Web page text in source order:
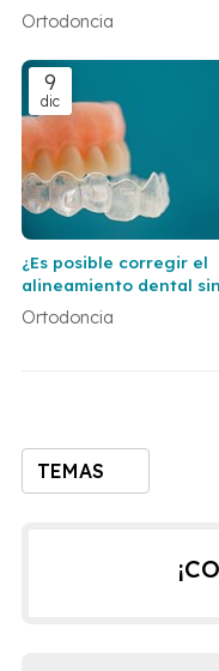
TEMAS
ortodóncica con
dentistas en Vigo y
Ortodoncia
9
dic
¿Es posible corregir el
alineamiento dental sin
usar brackets
Ortodoncia